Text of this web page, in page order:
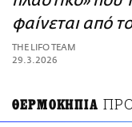
ΑΜΠΑ
PRINT
φαίνεται από
THE LIFO TEAM
29.3.2026
ΘΕΡΜΟΚΗΠΙΑ